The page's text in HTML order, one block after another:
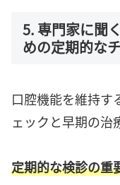
5. 専門家に聞
めの定期的な
口腔機能を維持す
ェックと早期の治
定期的な検診の重